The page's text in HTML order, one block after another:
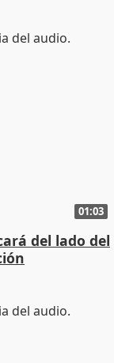
01:03
del lado del